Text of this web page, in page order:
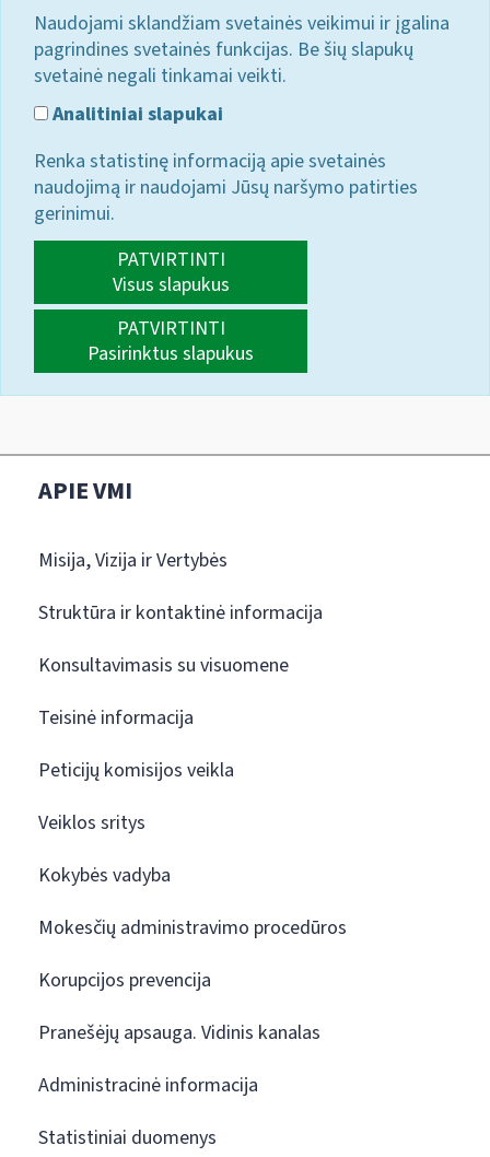
Naudojami sklandžiam svetainės veikimui ir įgalina
pagrindines svetainės funkcijas. Be šių slapukų
svetainė negali tinkamai veikti.
Analitiniai slapukai
Renka statistinę informaciją apie svetainės
naudojimą ir naudojami Jūsų naršymo patirties
gerinimui.
PATVIRTINTI
Visus slapukus
PATVIRTINTI
Pasirinktus slapukus
APIE VMI
Misija, Vizija ir Vertybės
Struktūra ir kontaktinė informacija
Konsultavimasis su visuomene
Teisinė informacija
Peticijų komisijos veikla
Veiklos sritys
Kokybės vadyba
Mokesčių administravimo procedūros
Korupcijos prevencija
Pranešėjų apsauga. Vidinis kanalas
Administracinė informacija
Statistiniai duomenys